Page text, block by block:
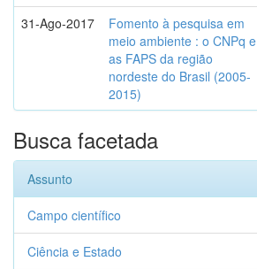
31-Ago-2017
Fomento à pesquisa em
meio ambiente : o CNPq e
as FAPS da região
nordeste do Brasil (2005-
2015)
Busca facetada
Assunto
Campo científico
Ciência e Estado